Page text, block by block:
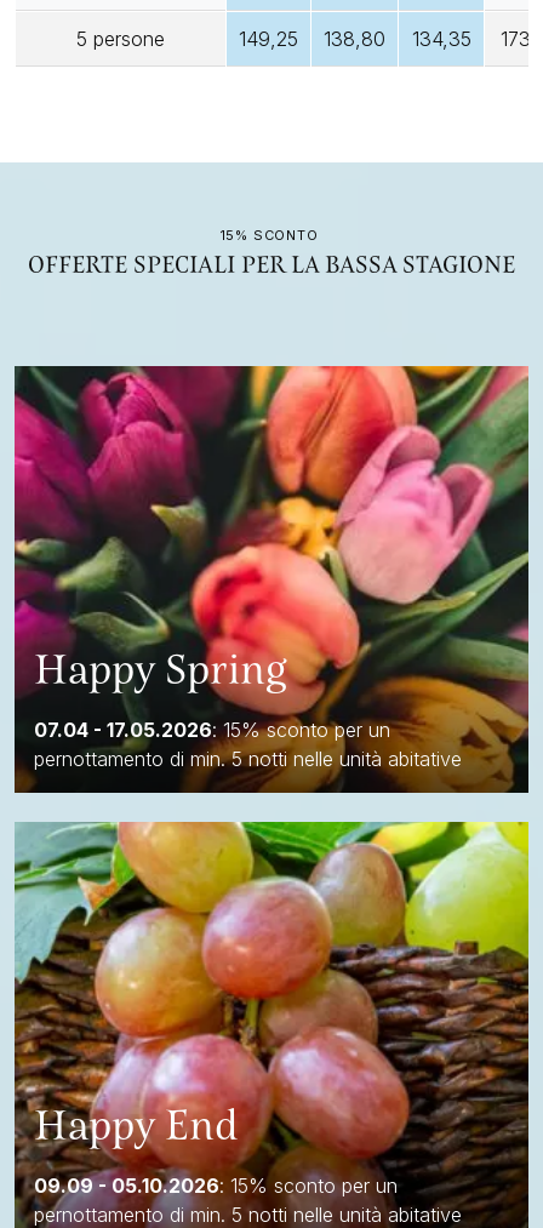
5 persone 149,25 138,80 134,35
15% SCONTO
OFFERTE SPECIALI PER LA BASSA STAGIONE
Happy Spring
07.04 - 17.05.2026: 15% sconto per un
pernottamento di min. 5 notti nelle unità abitative
Happy End
09.09 - 05.10.2026: 15% sconto per un
pernottamento di min. 5 notti nelle unità abitative